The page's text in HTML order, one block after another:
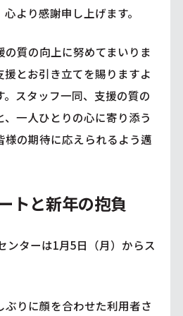
より感謝申し上げます。
質の向上に努めてまいりま
とお引き立てを賜りますよ
。スタッフ一同、支援の質の
一人ひとりの心に寄り添う
様の期待に応えられるよう邁
トと新年の抱負
ンターは1月5日（月）からス
りに顔を合わせた利用者さ